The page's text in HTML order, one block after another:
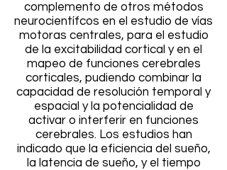
complemento de otros métodos
neurocientífcos en el estudio de vías
motoras centrales, para el estudio
de la excitabilidad cortical y en el
mapeo de funciones cerebrales
corticales, pudiendo combinar la
capacidad de resolución temporal y
espacial y la potencialidad de
activar o interferir en funciones
cerebrales. Los estudios han
indicado que la eficiencia del sueño,
la latencia de sueño, y el tiempo